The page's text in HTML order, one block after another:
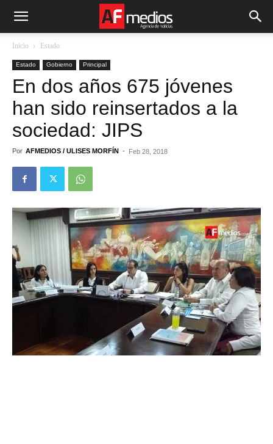
Inicio Estado
Estado Gobierno Principal
En dos años 675 jóvenes
han sido reinsertados a la
sociedad: JIPS
Por AFMEDIOS / ULISES MORFÍN - Feb 28, 2018